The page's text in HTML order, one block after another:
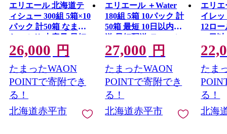
エリエール 北海道テ
ィシュー 300組 5箱×10
パック 計50箱 なまら
たっぷり 大容量 最短
10日以内 最短配送 ボ
ックスティシュー 箱
ティッシュ まとめ買
い ペーパー 紙 防災 常
備品 消耗品 備蓄 日用
品 生活必需品 北海道
赤平市
26,000 円
たまったWAON
POINTで寄附でき
る！
北海道赤平市
エリエール ＋Water
180組 5箱 10パック 計
50箱 最短 10日以内配
送 最短配送 ティッシ
ュペーパー 箱 やわら
か 保湿成分配合 まと
め買い 紙 防災 常備品
備蓄品 消耗品 備蓄 日
用品 生活必需品 北海
道 赤平市
27,000 円
たまったWAON
POINTで寄附でき
る！
北海道赤平市
エリ
イレッ
12ロ
10日
送 な
倍巻
パー
い 防
消耗
需品
たま
る！
北海